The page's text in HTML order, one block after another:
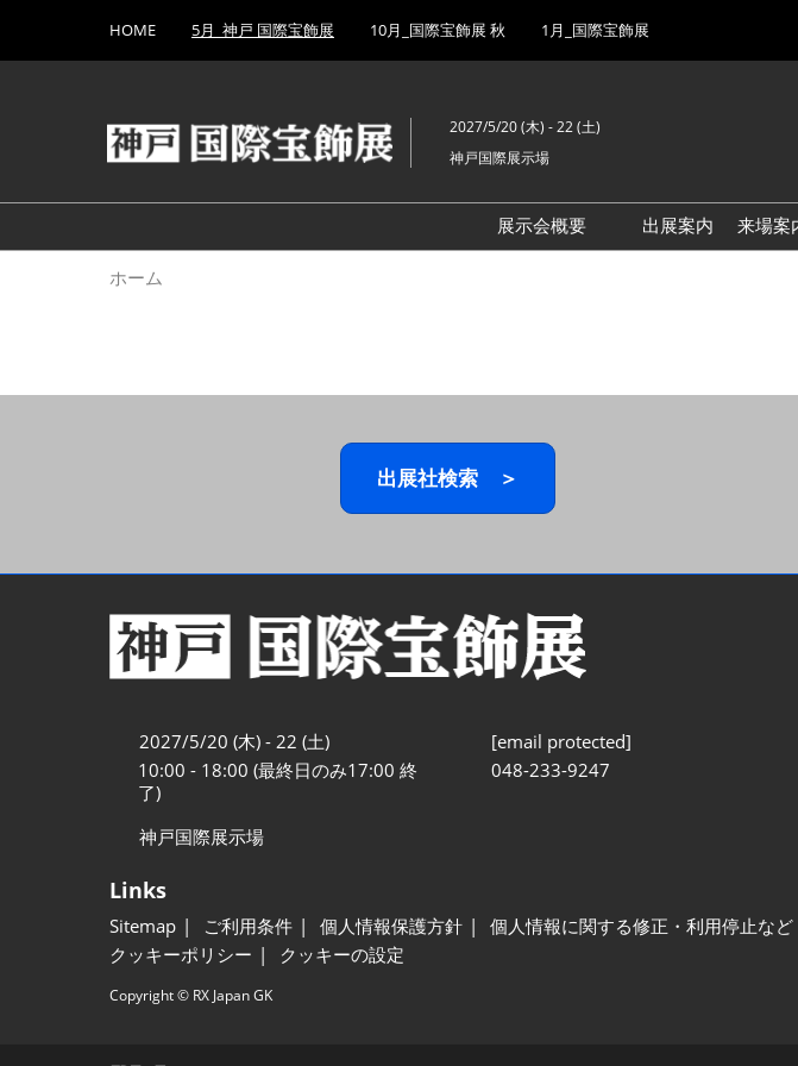
キ
し
て
to
HOME 5月_神戸 国際宝飾展 10月_国際宝飾展 秋 1月_国際宝飾展
2027/5/20 (木) - 22 (土)
神戸国際展示場
展示会概要
出展案内
来場案
ホーム
出展社検索 ＞
2027/5/20 (木) - 22 (土)
10:00 - 18:00 (最終日のみ17:00 終
了)
神戸国際展示場
[email protected]
048-233-9247
Links
Sitemap ご利用条件 個人情報保護方針 個人情報に関する修正・利用停止など
クッキーポリシー
クッキーの設定
Copyright © RX Japan GK